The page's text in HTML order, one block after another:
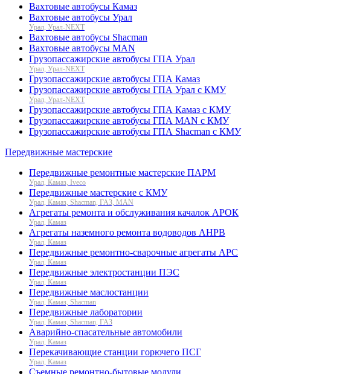
Вахтовые автобусы Камаз
Вахтовые автобусы Урал
Урал, Урал-NEXT
Вахтовые автобусы Shacman
Вахтовые автобусы MAN
Грузопассажирские автобусы ГПА Урал
Урал, Урал-NEXT
Грузопассажирские автобусы ГПА Камаз
Грузопассажирские автобусы ГПА Урал с КМУ
Урал, Урал-NEXT
Грузопассажирские автобусы ГПА Камаз с КМУ
Грузопассажирские автобусы ГПА MAN с КМУ
Грузопассажирские автобусы ГПА Shacman с КМУ
Передвижные мастерские
Передвижные ремонтные мастерские ПАРМ
Урал, Камаз, Iveco
Передвижные мастерские с КМУ
Урал, Камаз, Shacman, ГАЗ, MAN
Агрегаты ремонта и обслуживания качалок АРОК
Урал, Камаз
Агрегаты наземного ремонта водоводов АНРВ
Урал, Камаз
Передвижные ремонтно-сварочные агрегаты АРС
Урал, Камаз
Передвижные электростанции ПЭС
Урал, Камаз
Передвижные маслостанции
Урал, Камаз, Shacman
Передвижные лаборатории
Урал, Камаз, Shacman, ГАЗ
Аварийно-спасательные автомобили
Урал, Камаз
Перекачивающие станции горючего ПСГ
Урал, Камаз
Съемные ремонтно-бытовые модули